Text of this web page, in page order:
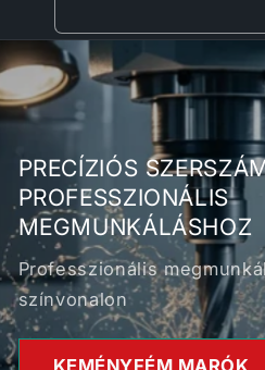
PRECÍZIÓS
PROFESSZIONÁLIS
MEGMUNKÁLÁSHOZ
Professzionális
színvonalon